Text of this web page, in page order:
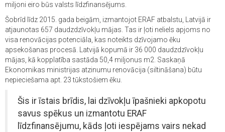
miljoni eiro būs valsts līdzfinansējums.
Šobrīd līdz 2015. gada beigām, izmantojot ERAF atbalstu, Latvijā ir
atjaunotas 657 daudzdzīvokļu mājas. Tas ir ļoti neliels apjoms no
visa renovācijas potenciāla, kas noteikts dzīvojamo ēku
apsekošanas procesā. Latvijā kopumā ir 36 000 daudzdzīvokļu
mājas, kā kopplatība sastāda 50,4 miljonus m2. Saskaņā
Ekonomikas ministrijas atzinumu renovācija (siltināšana) būtu
nepieciešama apt. 23 tūkstošiem ēku.
Šis ir īstais brīdis, lai dzīvokļu īpašnieki apkopotu
savus spēkus un izmantotu ERAF
līdzfinansējumu, kāds ļoti iespējams vairs nekad